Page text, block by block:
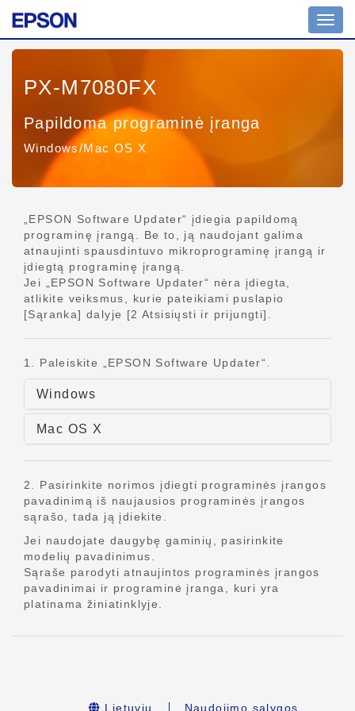
PX-M7080FX
Papildoma programinė įranga
Windows/Mac OS X
„EPSON Software Updater“ įdiegia papildomą
programinę įrangą. Be to, ją naudojant galima
atnaujinti spausdintuvo mikroprograminę įrangą ir
įdiegtą programinę įrangą.
Jei „EPSON Software Updater“ nėra įdiegta,
atlikite veiksmus, kurie pateikiami puslapio
[Sąranka] dalyje [2 Atsisiųsti ir prijungti].
1. Paleiskite „EPSON Software Updater“.
Windows
Mac OS X
2. Pasirinkite norimos įdiegti programinės įrangos
pavadinimą iš naujausios programinės įrangos
sąrašo, tada ją įdiekite.
Jei naudojate daugybę gaminių, pasirinkite
modelių pavadinimus.
Sąraše parodyti atnaujintos programinės įrangos
pavadinimai ir programinė įranga, kuri yra
platinama žiniatinklyje.
Lietuvių Naudojimo sąlygos